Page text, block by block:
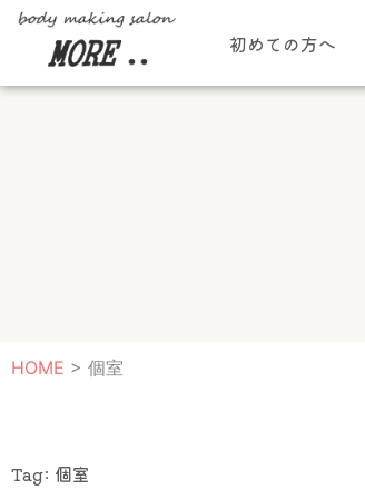
初めての方へ
HOME > 個室
Tag: 個室